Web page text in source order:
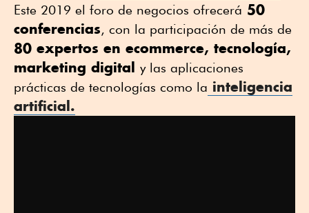
Este 2019 el foro de negocios ofrecerá 50
conferencias, con la participación de más de
80 expertos en ecommerce, tecnología,
marketing digital y las aplicaciones
prácticas de tecnologías como la inteligencia
artificial.